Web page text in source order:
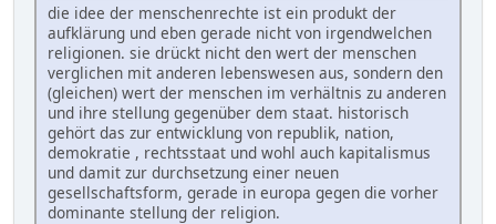
die idee der menschenrechte ist ein produkt der
aufklärung und eben gerade nicht von irgendwelchen
religionen. sie drückt nicht den wert der menschen
verglichen mit anderen lebenswesen aus, sondern den
(gleichen) wert der menschen im verhältnis zu anderen
und ihre stellung gegenüber dem staat. historisch
gehört das zur entwicklung von republik, nation,
demokratie , rechtsstaat und wohl auch kapitalismus
und damit zur durchsetzung einer neuen
gesellschaftsform, gerade in europa gegen die vorher
dominante stellung der religion.